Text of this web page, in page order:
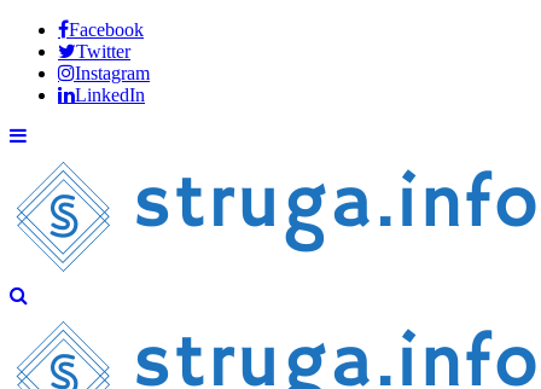
Facebook
Twitter
Instagram
LinkedIn